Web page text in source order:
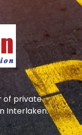
of private
Interlaken.